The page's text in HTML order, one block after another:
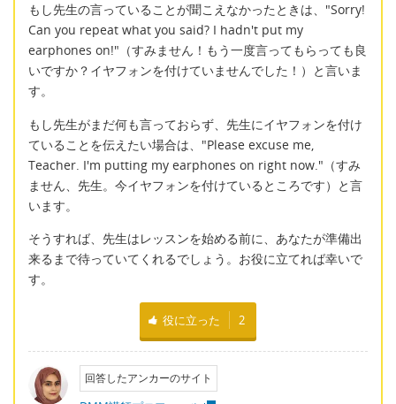
もし先生の言っていることが聞こえなかったときは、"Sorry!
Can you repeat what you said? I hadn't put my
earphones on!"（すみません！もう一度言ってもらっても良
いですか？イヤフォンを付けていませんでした！）と言いま
す。
もし先生がまだ何も言っておらず、先生にイヤフォンを付け
ていることを伝えたい場合は、"Please excuse me,
Teacher. I'm putting my earphones on right now."（すみ
ません、先生。今イヤフォンを付けているところです）と言
います。
そうすれば、先生はレッスンを始める前に、あなたが準備出
来るまで待っていてくれるでしょう。お役に立てれば幸いで
す。
役に立った 2
回答したアンカーのサイト